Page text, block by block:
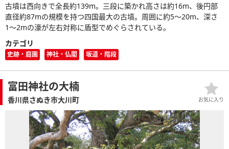
古墳は西向きで全長約139m。三段に築かれ高さは約16m、後円部
直径約87mの規模を持つ四国最大の古墳。周囲に約5〜20m、深さ
1〜2mの濠が左右対称に盾型でめぐらされている。
カテゴリ
史跡・庭園 神社・仏閣 坂道・階段
富田神社の大楠
香川県さぬき市大川町 お気に入り